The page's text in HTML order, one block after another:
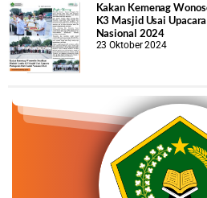
Kakan Kemenag
K3 Masjid Usai
Nasional 2024
23 Oktober 2024